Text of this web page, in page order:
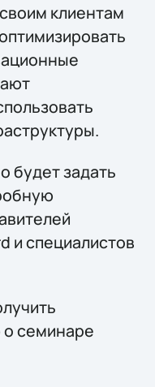
клиентам
будет задать
и специалистов
семинаре